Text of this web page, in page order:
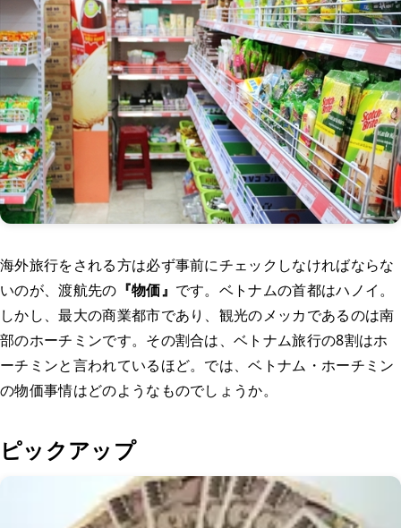
海外旅行をされる方は必ず事前にチェックしなければならな
いのが、渡航先の 『物価』 です。ベトナムの首都はハノイ。
しかし、最大の商業都市であり、観光のメッカであるのは南
部のホーチミンです。その割合は、ベトナム旅行の8割はホ
ーチミンと言われているほど。では、ベトナム・ホーチミン
の物価事情はどのようなものでしょうか。
ピックアップ